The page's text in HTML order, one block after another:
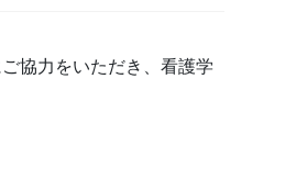
協力をいただき、看護学